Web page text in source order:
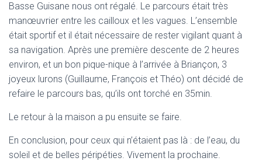
Basse Guisane nous ont régalé. Le parcours était très
manœuvrier entre les cailloux et les vagues. L’ensemble
était sportif et il était nécessaire de rester vigilant quant à
sa navigation. Après une première descente de 2 heures
environ, et un bon pique-nique à l’arrivée à Briançon, 3
joyeux lurons (Guillaume, François et Théo) ont décidé de
refaire le parcours bas, qu’ils ont torché en 35min.
Le retour à la maison a pu ensuite se faire.
En conclusion, pour ceux qui n’étaient pas là : de l’eau, du
soleil et de belles péripéties. Vivement la prochaine.